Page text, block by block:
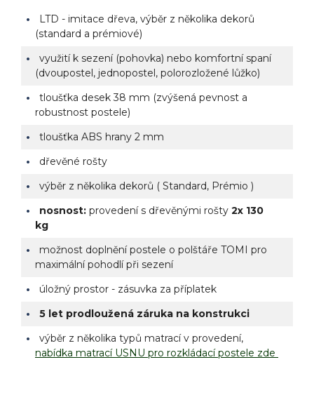
LTD - imitace dřeva, výběr z několika dekorů
(standard a prémiové)
využití k sezení (pohovka) nebo komfortní spaní
(dvoupostel, jednopostel, polorozložené lůžko)
tloušťka desek 38 mm (zvýšená pevnost a
robustnost postele)
tloušťka ABS hrany 2 mm
dřevěné rošty
výběr z několika dekorů ( Standard, Prémio )
nosnost: provedení s dřevěnými rošty 2x 130
kg
možnost doplnění postele o polštáře TOMI pro
maximální pohodlí při sezení
úložný prostor - zásuvka za příplatek
5 let prodloužená záruka na konstrukci
výběr z několika typů matrací v provedení,
nabídka matrací USNU pro rozkládací postele zde